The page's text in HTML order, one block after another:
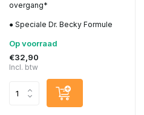
overgang*
● Speciale Dr. Becky Formule
Op voorraad
€32,90
Incl. btw